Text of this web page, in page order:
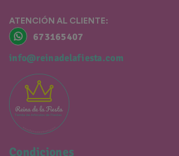
ATENCIÓN AL CLIENTE:
673165407
info@reinadelafiesta.com
Condiciones